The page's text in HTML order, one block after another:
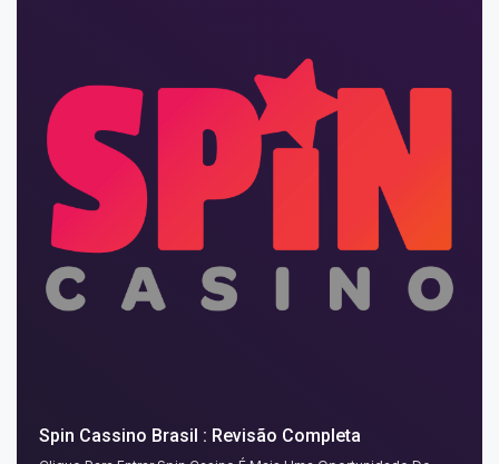
Spin Cassino Brasil : Revisão Completa